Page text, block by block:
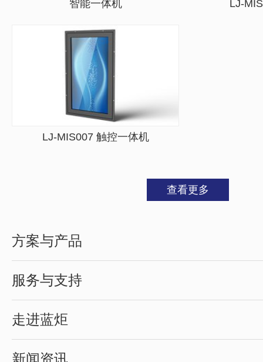
智能一体机 LJ-
LJ-MIS007 触控一体机
查看更多
方案与产品
服务与支持
走进蓝炬
新闻资讯